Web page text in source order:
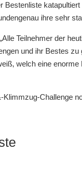
ihre sehr
Teilnehmer der
und ihr Bestes
welch eine
Klimmzug-Challenge